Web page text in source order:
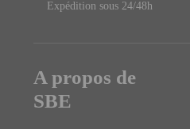
Expédition sous 24/48h
A propos de
SBE